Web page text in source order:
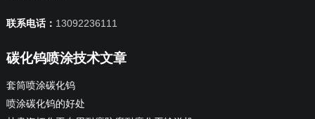
联系电话： 13092236111
碳化钨喷涂技术文章
套筒喷涂碳化钨
喷涂碳化钨的好处